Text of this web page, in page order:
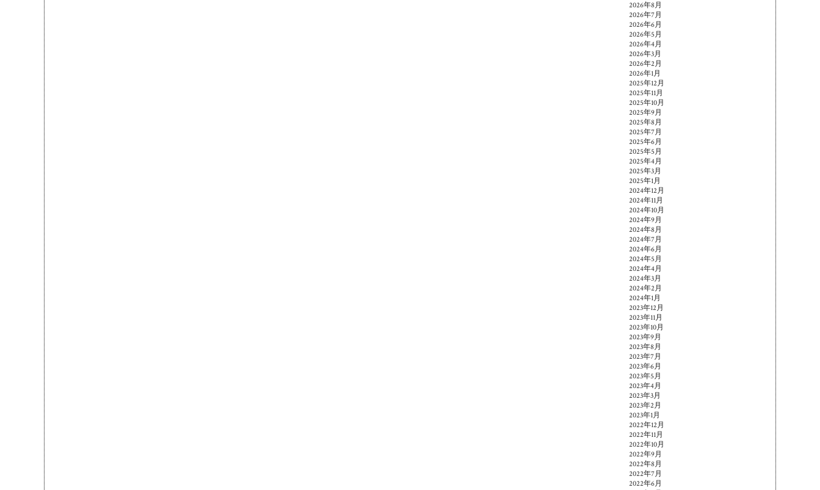
2026年8月
2026年7月
2026年6月
2026年5月
2026年4月
2026年3月
2026年2月
2026年1月
2025年12月
2025年11月
2025年10月
2025年9月
2025年8月
2025年7月
2025年6月
2025年5月
2025年4月
2025年3月
2025年1月
2024年12月
2024年11月
2024年10月
2024年9月
2024年8月
2024年7月
2024年6月
2024年5月
2024年4月
2024年3月
2024年2月
2024年1月
2023年12月
2023年11月
2023年10月
2023年9月
2023年8月
2023年7月
2023年6月
2023年5月
2023年4月
2023年3月
2023年2月
2023年1月
2022年12月
2022年11月
2022年10月
2022年9月
2022年8月
2022年7月
2022年6月